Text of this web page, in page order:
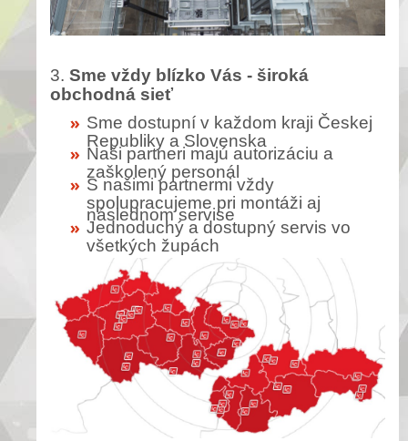
3. Sme vždy blízko Vás - široká
obchodná sieť
Sme dostupní v každom kraji Českej
Republiky a Slovenska
Naši partneri majú autorizáciu a
zaškolený personál
S našimi partnermi vždy
spolupracujeme pri montáži aj
následnom servise
Jednoduchý a dostupný servis vo
všetkých župách